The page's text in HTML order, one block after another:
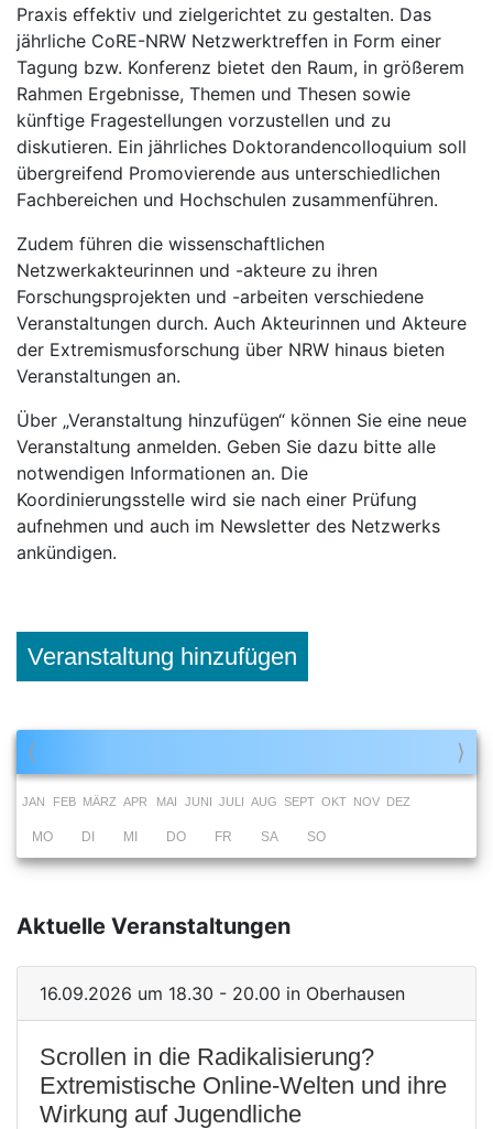
Praxis effektiv und zielgerichtet zu gestalten. Das
jährliche CoRE-NRW Netzwerktreffen in Form einer
Tagung bzw. Konferenz bietet den Raum, in größerem
Rahmen Ergebnisse, Themen und Thesen sowie
künftige Fragestellungen vorzustellen und zu
diskutieren. Ein jährliches Doktorandencolloquium soll
übergreifend Promovierende aus unterschiedlichen
Fachbereichen und Hochschulen zusammenführen.
Zudem führen die wissenschaftlichen
Netzwerkakteurinnen und -akteure zu ihren
Forschungsprojekten und -arbeiten verschiedene
Veranstaltungen durch. Auch Akteurinnen und Akteure
der Extremismusforschung über NRW hinaus bieten
Veranstaltungen an.
Über „Veranstaltung hinzufügen“ können Sie eine neue
Veranstaltung anmelden. Geben Sie dazu bitte alle
notwendigen Informationen an. Die
Koordinierungsstelle wird sie nach einer Prüfung
aufnehmen und auch im Newsletter des Netzwerks
ankündigen.
Veranstaltung hinzufügen
⟨ ⟩
JAN FEB MÄRZ APR MAI JUNI JULI AUG SEPT OKT NOV DEZ
MO DI MI DO FR SA SO
Aktuelle Veranstaltungen
16.09.2026 um 18.30 - 20.00 in Oberhausen
Scrollen in die Radikalisierung?
Extremistische Online-Welten und ihre
Wirkung auf Jugendliche